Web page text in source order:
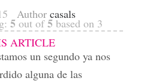
Author casals
5out of5 based on 3
ARTICLE
un segundo ya nos
alguna de las